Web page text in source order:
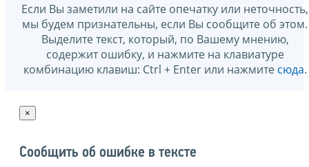
Если Вы заметили на сайте опечатку или неточность,
мы будем признательны, если Вы сообщите об этом.
Выделите текст, который, по Вашему мнению,
содержит ошибку, и нажмите на клавиатуре
комбинацию клавиш: Ctrl + Enter или нажмите сюда.
×
Сообщить об ошибке в тексте